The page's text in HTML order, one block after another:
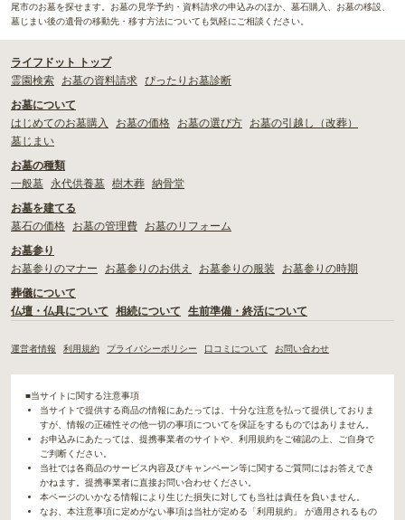
尾市のお墓を探せます。お墓の見学予約・資料請求の申込みのほか、墓石購入、お墓の移設、
墓じまい後の遺骨の移動先・移す方法についても気軽にご相談ください。
ライフドット トップ
霊園検索
お墓の資料請求 ぴったりお墓診断
お墓について
はじめてのお墓購入
お墓の価格 お墓の選び方
お墓の引越し（改葬）
墓じまい
お墓の種類
一般墓
永代供養墓 樹木葬 納骨堂
お墓を建てる
墓石の価格
お墓の管理費
お墓のリフォーム
お墓参り
お墓参りのマナー
お墓参りのお供え お墓参りの服装
お墓参りの時期
葬儀について
仏壇・仏具について
相続について 生前準備・終活について
運営者情報 利用規約 プライバシーポリシー 口コミについて お問い合わせ
■当サイトに関する注意事項
当サイトで提供する商品の情報にあたっては、十分な注意を払って提供しておりま
すが、情報の正確性その他一切の事項についてを保証をするものではありません。
お申込みにあたっては、提携事業者のサイトや、利用規約をご確認の上、ご自身で
ご判断ください。
当社では各商品のサービス内容及びキャンペーン等に関するご質問にはお答えでき
かねます。提携事業者に直接お問い合わせください。
本ページのいかなる情報により生じた損失に対しても当社は責任を負いません。
なお、本注意事項に定めがない事項は当社が定める「利用規約」 が適用されるもの